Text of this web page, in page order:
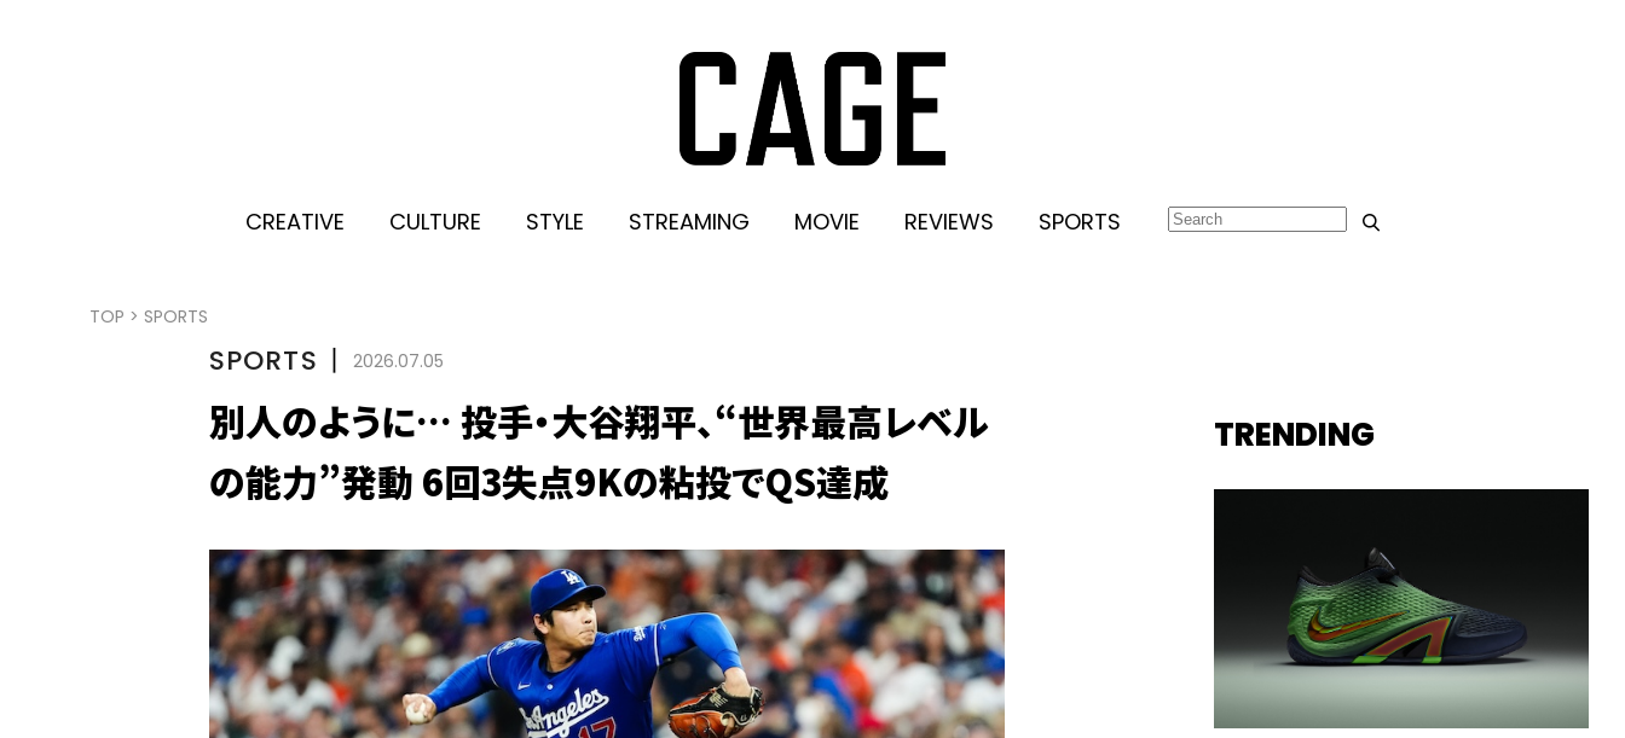
CREATIVE CULTURE STYLE STREAMING MOVIE REVIEWS SPORTS
TOP > SPORTS
SPORTS 丨 2026.07.05
別人のように… 投手・大谷翔平、“世界最高レベル
の能力”発動 6回3失点9Kの粘投でQS達成
TRENDING